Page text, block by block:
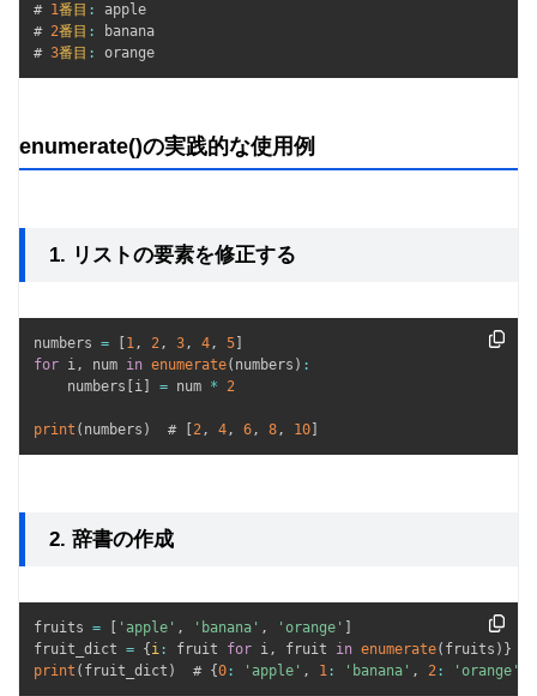
# 1番目 :
apple
# 2番目 :
banana
# 3番目 : orange
enumerate()の実践的な使用例
1. リストの要素を修正する
numbers = 1, 2, 3, 4, 5
for i, num in enumerate( numbers ) :
    numbers
i = num * 2
print ( numbers )
  #
2, 4, 6, 8, 10
2. 辞書の作成
fruits = 'apple' , 'banana' , 'orange'
fruit_dict = { i : fruit for i, fruit in enumerate( fruits ) }
print ( fruit_dict )
  #
{0 : 'apple' , 1 : 'banana' , 2 : 'orange'